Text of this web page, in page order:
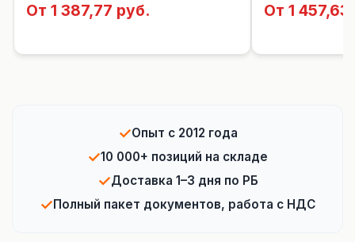
От 1 387,77 руб. От 1 457,63
✓Опыт с 2012 года
✓10 000+ позиций на складе
✓Доставка 1–3 дня по РБ
✓Полный пакет документов, работа с НДС